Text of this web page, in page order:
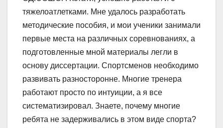
тяжелоатлетками. Мне удалось разработать
методические пособия, и мои ученики занимали
первые места на различных соревнованиях, а
подготовленные мной материалы легли в
основу диссертации. Спортсменов необходимо
развивать разносторонне. Многие тренера
работают просто по интуиции, а я все
систематизировал. Знаете, почему многие
ребята не задерживались в этом виде спорта?